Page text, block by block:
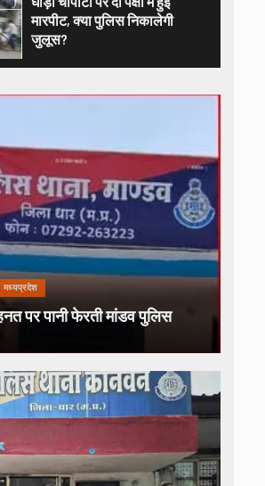
मारपीट, क्या पुलिस निकालेगी
जुलूस?
मध्यप्रदेश
पर पानी फेरती मांडव पुलिस